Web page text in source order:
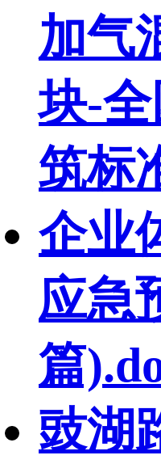
加气
块-
筑标
企业
应急
篇
豉湖